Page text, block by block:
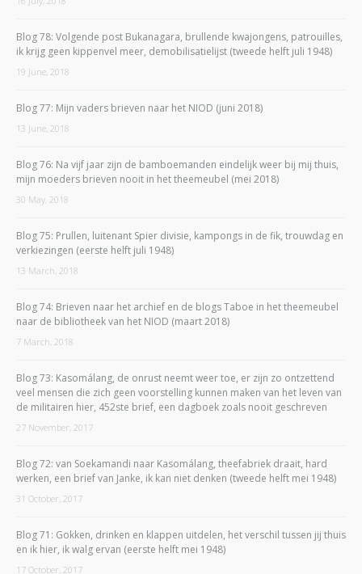
Blog 78: Volgende post Bukanagara, brullende kwajongens, patrouilles,
ik krijg geen kippenvel meer, demobilisatielijst (tweede helft juli 1948)
19 June, 2018
Blog 77: Mijn vaders brieven naar het NIOD (juni 2018)
13 June, 2018
Blog 76: Na vijf jaar zijn de bamboemanden eindelijk weer bij mij thuis,
mijn moeders brieven nooit in het theemeubel (mei 2018)
30 May, 2018
Blog 75: Prullen, luitenant Spier divisie, kampongs in de fik, trouwdag en
verkiezingen (eerste helft juli 1948)
13 March, 2018
Blog 74: Brieven naar het archief en de blogs Taboe in het theemeubel
naar de bibliotheek van het NIOD (maart 2018)
7 March, 2018
Blog 73: Kasomálang, de onrust neemt weer toe, er zijn zo ontzettend
veel mensen die zich geen voorstelling kunnen maken van het leven van
de militairen hier, 452ste brief, een dagboek zoals nooit geschreven
27 November, 2017
Blog 72: van Soekamandi naar Kasomálang, theefabriek draait, hard
werken, een brief van Janke, ik kan niet denken (tweede helft mei 1948)
31 October, 2017
Blog 71: Gokken, drinken en klappen uitdelen, het verschil tussen jij thuis
en ik hier, ik walg ervan (eerste helft mei 1948)
17 October, 2017